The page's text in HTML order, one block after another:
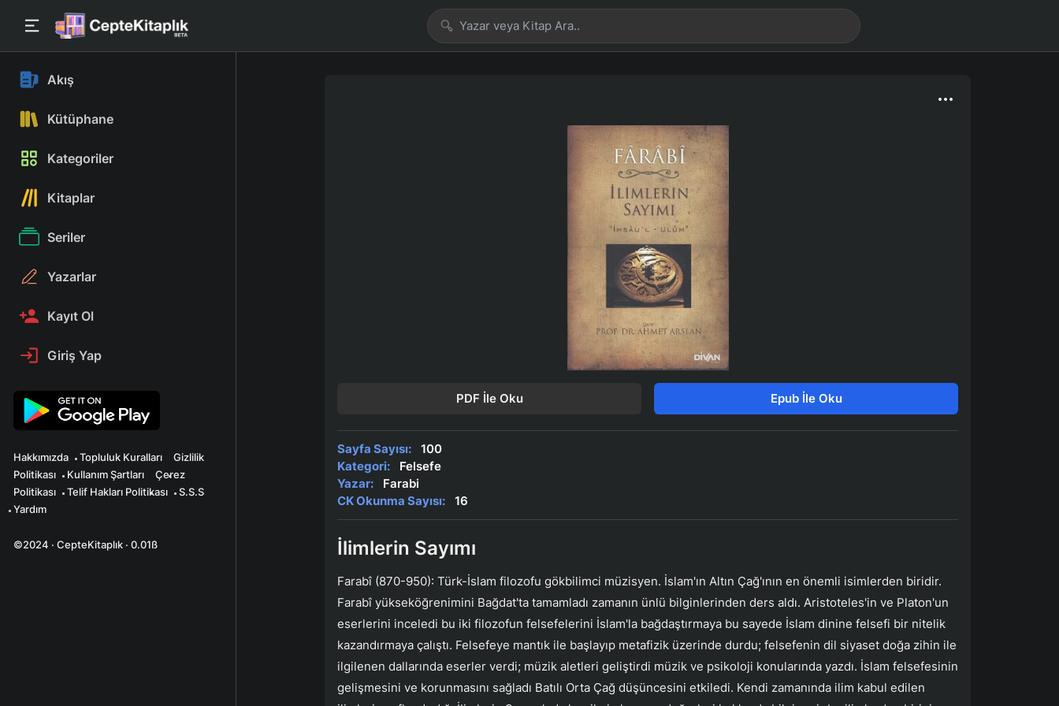
Akış
Kütüphane
Kategoriler
Kitaplar
Seriler
Yazarlar
Kayıt Ol
Giriş Yap
Hakkımızda Topluluk Kuralları
Gizlilik
Politikası
Kullanım Şartları
Çerez
Politikası
Telif Hakları Politikası
S.S.S
Yardım
©2024 · CepteKitaplık · 0.01ß
PDF İle Oku Epub İle Oku
Sayfa Sayısı:
100
Kategori:
Felsefe
Yazar:
Farabi
CK Okunma Sayısı:
16
İlimlerin Sayımı
Farabî (870-950): Türk-İslam filozofu gökbilimci müzisyen. İslam'ın Altın Çağ'ının en önemli isimlerden biridir.
Farabî yükseköğrenimini Bağdat'ta tamamladı zamanın ünlü bilginlerinden ders aldı. Aristoteles'in ve Platon'un
eserlerini inceledi bu iki filozofun felsefelerini İslam'la bağdaştırmaya bu sayede İslam dinine felsefi bir nitelik
kazandırmaya çalıştı. Felsefeye mantık ile başlayıp metafizik üzerinde durdu; felsefenin dil siyaset doğa zihin ile
ilgilenen dallarında eserler verdi; müzik aletleri geliştirdi müzik ve psikoloji konularında yazdı. İslam felsefesinin
gelişmesini ve korunmasını sağladı Batılı Orta Çağ düşüncesini etkiledi. Kendi zamanında ilim kabul edilen